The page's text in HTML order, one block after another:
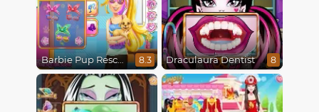
Barbie Pup Rescue 8.3 Draculaura Dentist 8